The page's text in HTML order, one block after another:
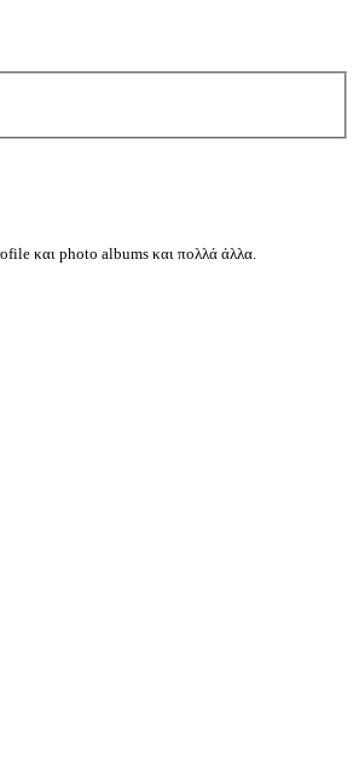
και photo albums και πολλά άλλα.